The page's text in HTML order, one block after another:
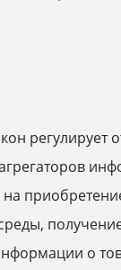
получение
о